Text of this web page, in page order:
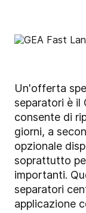
Un'offerta
separatori è il
consente di
giorni, a
opzionale
soprattutto
importanti.
separatori
applicazione